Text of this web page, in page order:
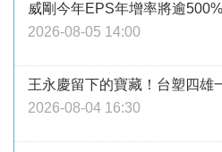
威剛今年EPS年增率將逾500%
2026-08-05 14:00
王永慶留下的寶藏！台塑四雄
2026-08-04 16:30